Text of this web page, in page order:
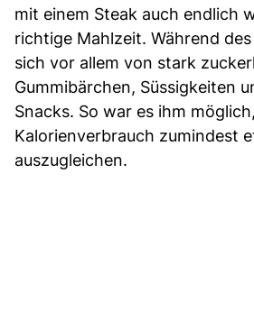
mit einem Steak auch endlich
richtige Mahlzeit. Während
sich vor allem von stark
Gummibärchen, Süssigkeiten
Snacks. So war es ihm
Kalorienverbrauch zumindest
auszugleichen.